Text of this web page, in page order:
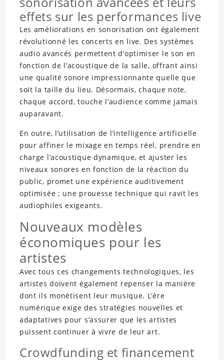
effets sur les performances live
Les améliorations en sonorisation ont également
révolutionné les concerts en live. Des systèmes
audio avancés permettent d’optimiser le son en
fonction de l’acoustique de la salle, offrant ainsi
une qualité sonore impressionnante quelle que
soit la taille du lieu. Désormais, chaque note,
chaque accord, touche l’audience comme jamais
auparavant.
En outre, l’utilisation de l’intelligence artificielle
pour affiner le mixage en temps réel, prendre en
charge l’acoustique dynamique, et ajuster les
niveaux sonores en fonction de la réaction du
public, promet une expérience auditivement
optimisée ; une prouesse technique qui ravit les
audiophiles exigeants.
Nouveaux modèles
économiques pour les
artistes
Avec tous ces changements technologiques, les
artistes doivent également repenser la manière
dont ils monétisent leur musique. L’ère
numérique exige des stratégies nouvelles et
adaptatives pour s’assurer que les artistes
puissent continuer à vivre de leur art.
Crowdfunding et financement